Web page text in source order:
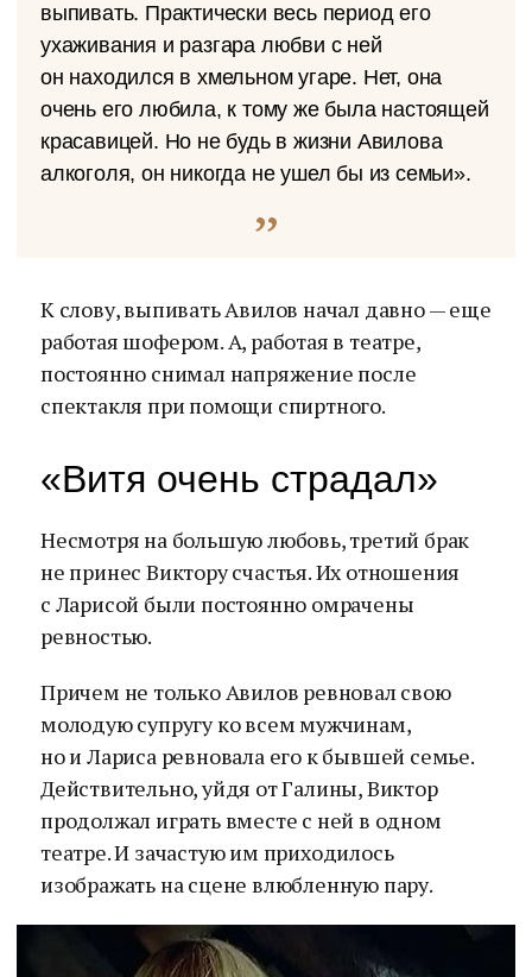
выпивать. Практически весь период его
ухаживания и разгара любви с ней
он находился в хмельном угаре. Нет, она
очень его любила, к тому же была настоящей
красавицей. Но не будь в жизни Авилова
алкоголя, он никогда не ушел бы из семьи».
К слову, выпивать Авилов начал давно — еще
работая шофером. А, работая в театре,
постоянно снимал напряжение после
спектакля при помощи спиртного.
«Витя очень страдал»
Несмотря на большую любовь, третий брак
не принес Виктору счастья. Их отношения
с Ларисой были постоянно омрачены
ревностью.
Причем не только Авилов ревновал свою
молодую супругу ко всем мужчинам,
но и Лариса ревновала его к бывшей семье.
Действительно, уйдя от Галины, Виктор
продолжал играть вместе с ней в одном
театре. И зачастую им приходилось
изображать на сцене влюбленную пару.